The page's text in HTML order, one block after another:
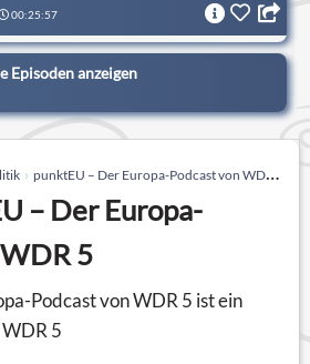
00:25:57
Episoden anzeigen
punktEU – Der Europa-Podcast von WDR 5
– Der Europa-
5
Podcast von WDR 5 ist ein
5